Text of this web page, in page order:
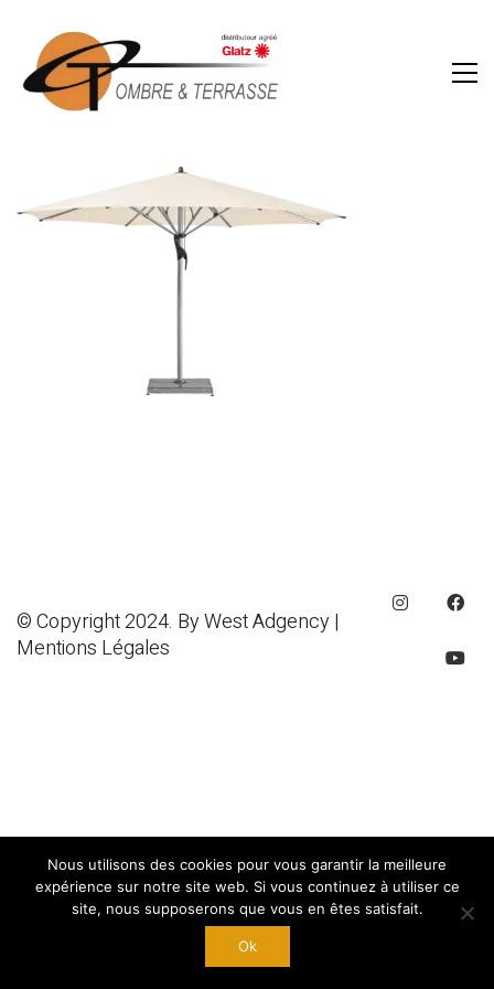
© Copyright 2024. ByWest Adgency|
Mentions Légales
Nous utilisons des cookies pour vous garantir la meilleure
expérience sur notre site web. Si vous continuez à utiliser ce
site, nous supposerons que vous en êtes satisfait.
Ok